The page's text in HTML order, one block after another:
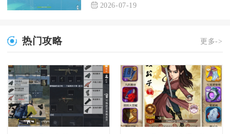
2026-07-19
热门攻略 更多->